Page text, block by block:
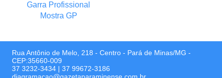
Garra Profissional
Mostra GP
Rua Antônio de Melo, 218 - Centro - Pará de Minas/MG -
CEP:35660-009
37 3232-3434 | 37 99672-3186